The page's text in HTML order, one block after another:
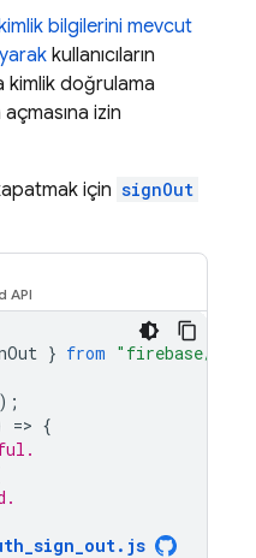
bilgilerini mevcut
kullanıcıların
kimlik doğrulama
izin
için signOut
} from "firebase/
=> {
. js